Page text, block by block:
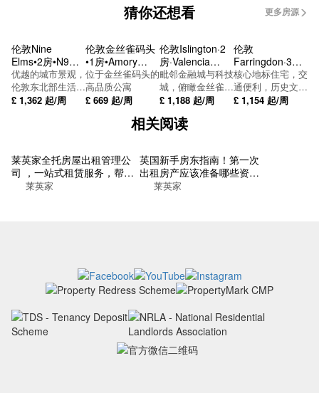
Underground-Caledonian Road
Underground-Lambeth North
Underground-Blackfriars
King's Cross St Pancras
Underground-Holborn
Underground-Embankment
猜你还想看 更多房源
伦敦Nine
Elms•2房•N9
One Thames
City
优越的城市景观，
伦敦东北部生活的
理想选择
£ 1,362 起/周
伦敦金丝雀码头
•1房•Amory
Tower
位于金丝雀码头的
高品质公寓
£ 669 起/周
伦敦Islington·2
房·Valencia
Tower
毗邻金融城与科技
城，俯瞰金丝雀码
头
£ 1,188 起/周
伦敦
Farringdon·3房
·Dispatch House
核心地标住宅，交
通便利，历史文化
悠久
£ 1,154 起/周
相关阅读
莱英家全托房屋出租管理公
司 ，一站式租赁服务，帮你
找到梦想的居所
莱英家
英国新手房东指南！第一次
出租房产应该准备哪些资
料？莱英家